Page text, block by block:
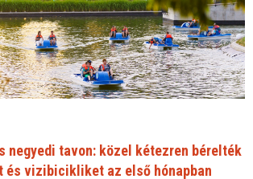
negyedi tavon: közel kétezren bérelték
és vizibicikliket az első hónapban